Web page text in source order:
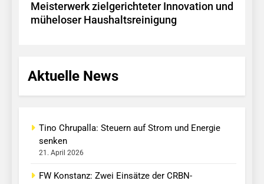
Meisterwerk zielgerichteter Innovation und
müheloser Haushaltsreinigung
Aktuelle News
Tino Chrupalla: Steuern auf Strom und Energie
senken
21. April 2026
FW Konstanz: Zwei Einsätze der CRBN-